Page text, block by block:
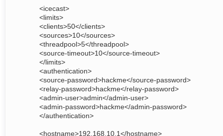
<icecast>
<limits>
<clients>50</clients>
<sources>10</sources>
<threadpool>5</threadpool>
<source-timeout>10</source-timeout>
</limits>
<authentication>
<source-password>hackme</source-password>
<relay-password>hackme</relay-password>
<admin-user>admin</admin-user>
<admin-password>hackme</admin-password>
</authentication>
<hostname>192.168.10.1</hostname>